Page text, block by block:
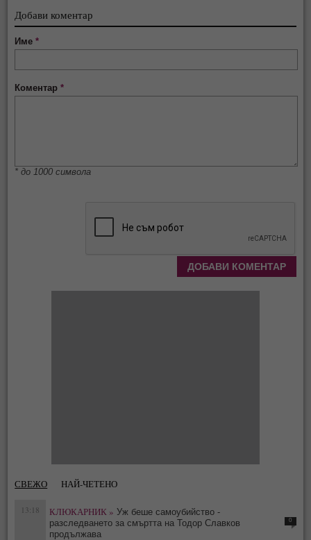
Добави коментар
Име*
Коментар*
* до 1000 символа
СВЕЖО НАЙ-ЧЕТЕНО
13:18 КЛЮКАРНИК » Уж беше самоубийство -
разследването за смъртта на Тодор Славков
продължава
0